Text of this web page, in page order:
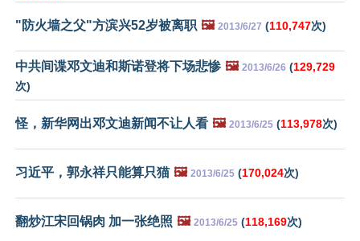
"防火墙之父"方滨兴52岁被离职 🖼️ 2013/6/27 (110,747次)
中共间谍邓文迪和斯诺登将下场悲惨 🖼️ 2013/6/26 (129,729
次)
怪，新华网出邓文迪新闻不让人看 🖼️ 2013/6/25 (113,978次)
习近平，郭永祥只能算只猫 🖼️ 2013/6/25 (170,024次)
翻炒江宋回锅肉 加一张绝照 🖼️ 2013/6/25 (118,169次)